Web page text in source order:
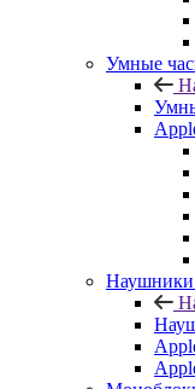
Умные
Наушники